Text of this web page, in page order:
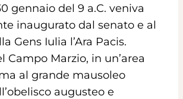
gennaio del 9 a.C. veniva
inaugurato dal senato e al
Gens Iulia l’Ara Pacis.
Campo Marzio, in un’area
al grande mausoleo
augusteo e